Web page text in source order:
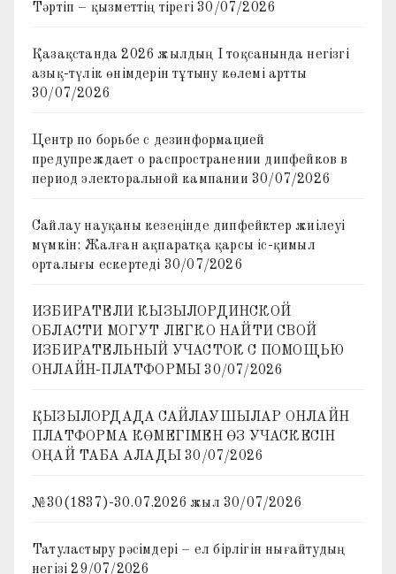
Тәртіп – қызметтің тірегі 30/07/2026
Қазақстанда 2026 жылдың I тоқсанында негізгі
азық-түлік өнімдерін тұтыну көлемі артты
30/07/2026
Центр по борьбе с дезинформацией
предупреждает о распространении дипфейков в
период электоральной кампании 30/07/2026
Сайлау науқаны кезеңінде дипфейктер жиілеуі
мүмкін: Жалған ақпаратқа қарсы іс-қимыл
орталығы ескертеді 30/07/2026
ИЗБИРАТЕЛИ КЫЗЫЛОРДИНСКОЙ
ОБЛАСТИ МОГУТ ЛЕГКО НАЙТИ СВОЙ
ИЗБИРАТЕЛЬНЫЙ УЧАСТОК С ПОМОЩЬЮ
ОНЛАЙН-ПЛАТФОРМЫ 30/07/2026
ҚЫЗЫЛОРДАДА САЙЛАУШЫЛАР ОНЛАЙН
ПЛАТФОРМА КӨМЕГІМЕН ӨЗ УЧАСКЕСІН
ОҢАЙ ТАБА АЛАДЫ 30/07/2026
№30(1837)-30.07.2026 жыл 30/07/2026
Татуластыру рәсімдері – ел бірлігін нығайтудың
негізі 29/07/2026